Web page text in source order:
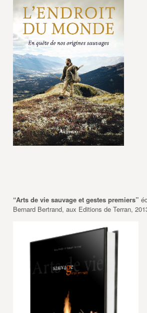
“Arts de vie sauvage et gestes premiers”
Bernard Bertrand, aux Editions de Terran,